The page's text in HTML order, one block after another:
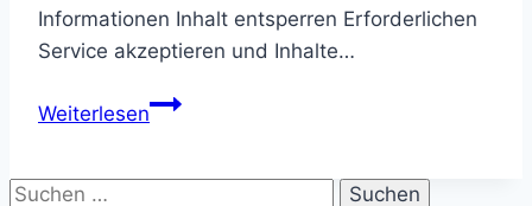
Informationen Inhalt entsperren Erforderlichen
Service akzeptieren und Inhalte…
WeiterlesenDie
Suchen